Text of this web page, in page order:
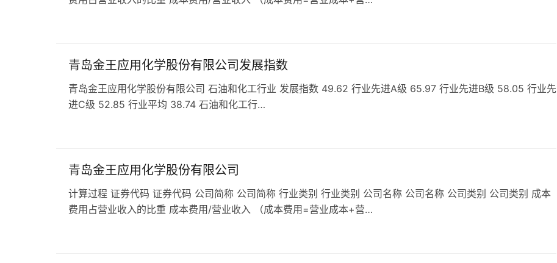
青岛金王应用化学股份有限公司发展指数
青岛金王应用化学股份有限公司 石油和化工行业 发展指数 49.62 行业先进A级 65.97 行业先进B级 58.05 行业先
进C级 52.85 行业平均 38.74 石油和化工行…
青岛金王应用化学股份有限公司
计算过程 证券代码 证券代码 公司简称 公司简称 行业类别 行业类别 公司名称 公司名称 公司类别 公司类别 成本
费用占营业收入的比重 成本费用/营业收入 （成本费用=营业成本+营…